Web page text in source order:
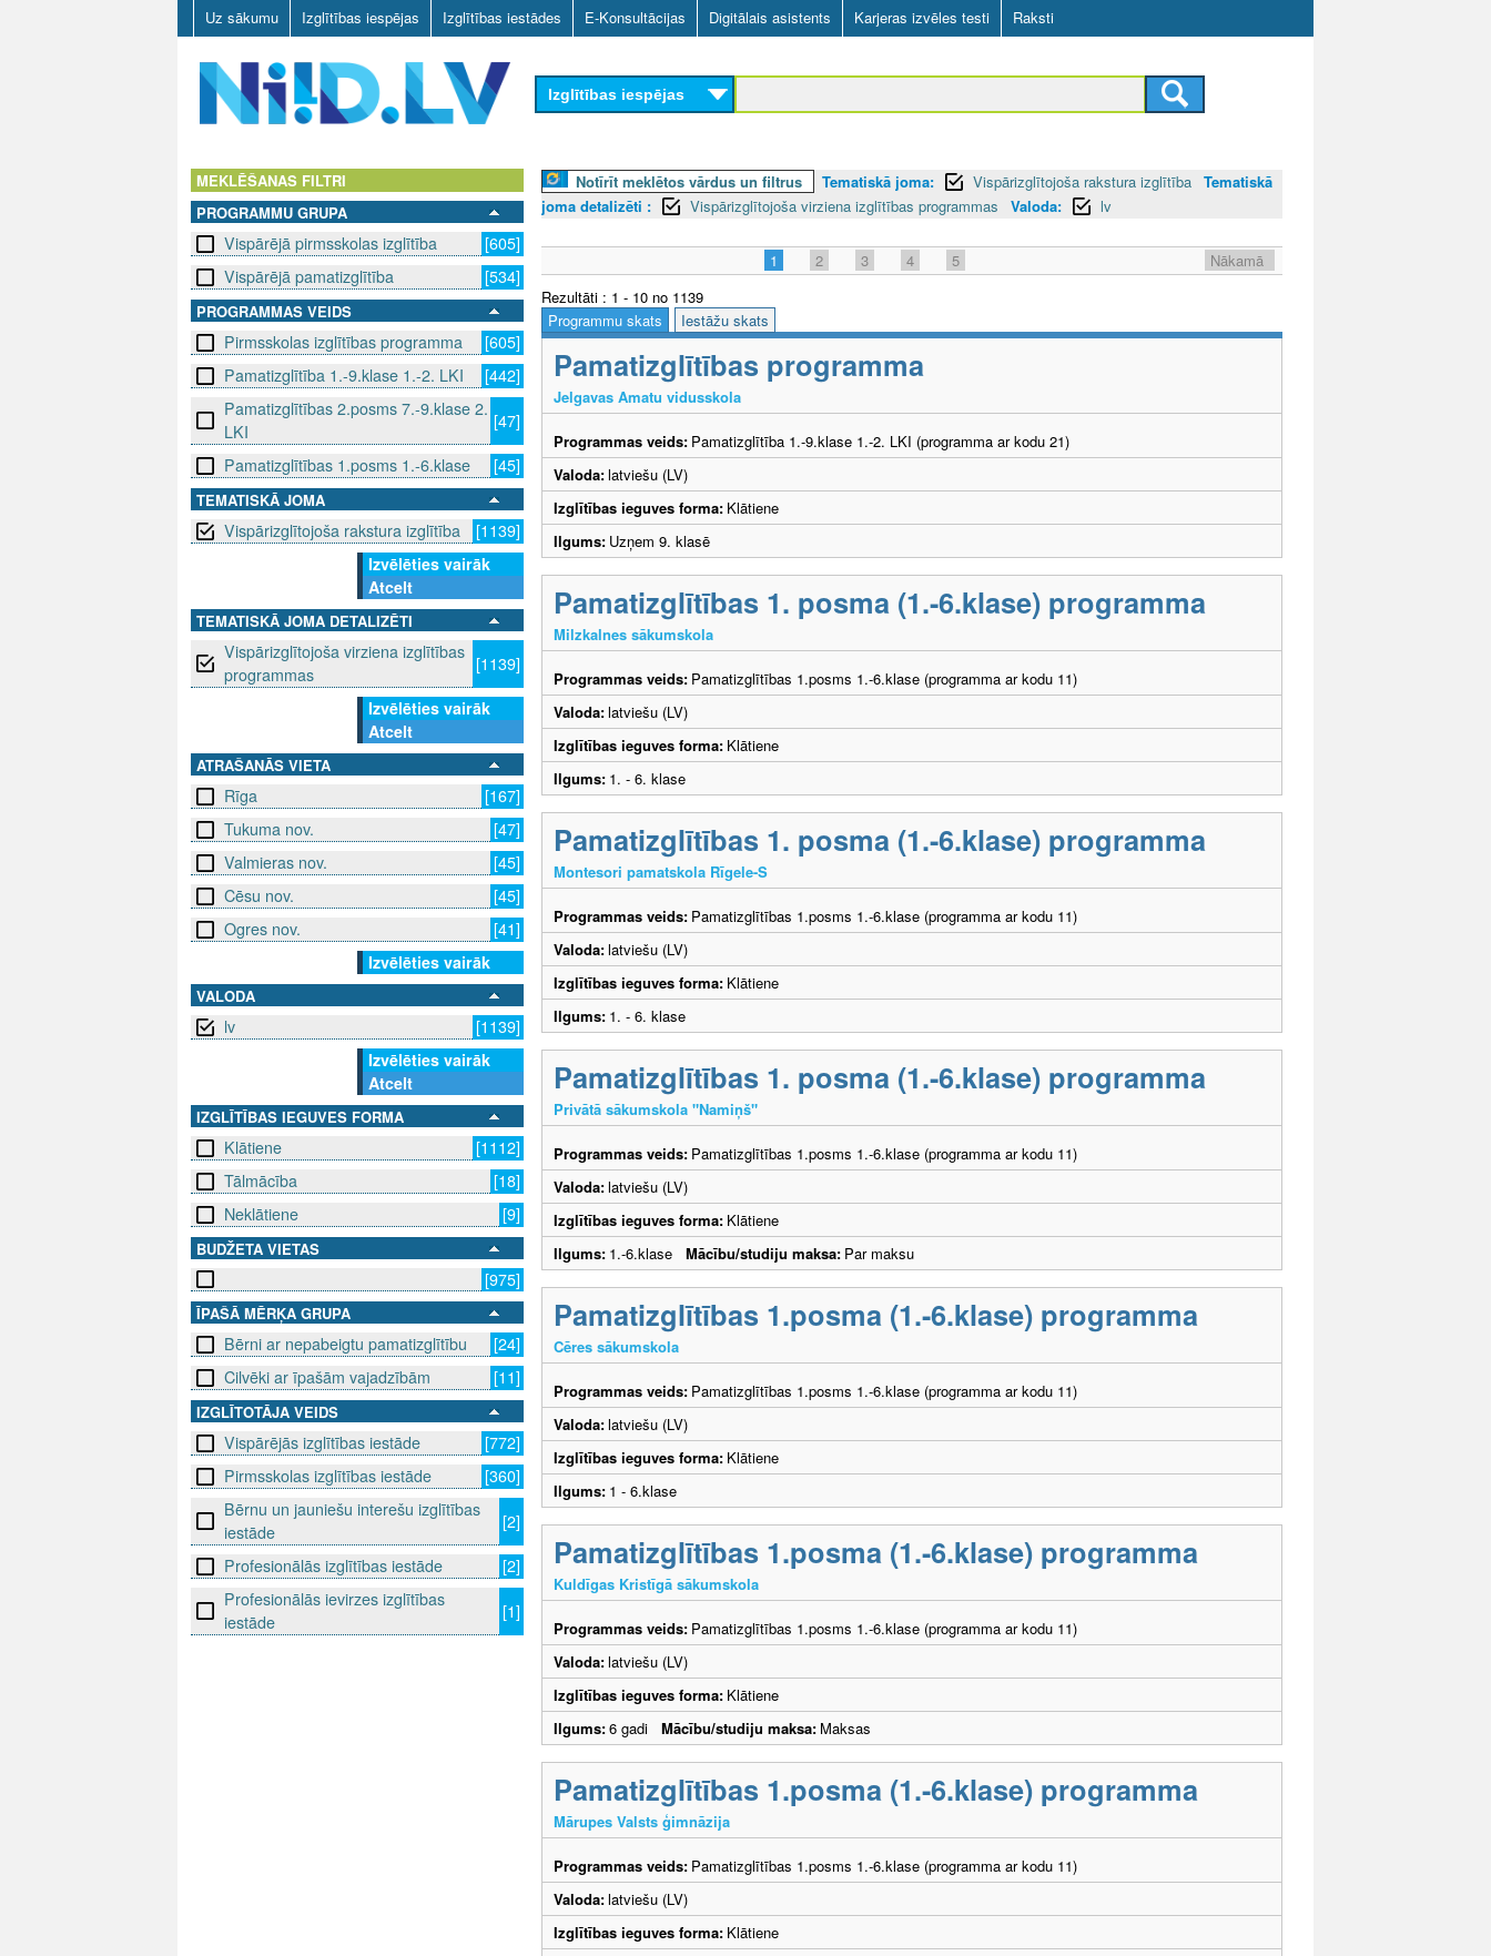
Skip
to
main
content
Uz sākumu Izglītības iespējas Izglītības iestādes E-Konsultācijas Digitālais asistents Karjeras izvēles testi Raksti
D
L
Izglītības iespējas
MEKLĒŠANAS FILTRI
PROGRAMMU GRUPA
Vispārējā pirmsskolas izglītība
[605]
Vispārējā pamatizglītība
[534]
PROGRAMMAS VEIDS
Pirmsskolas izglītības programma
[605]
Pamatizglītība 1.-9.klase 1.-2. LKI
[442]
Pamatizglītības 2.posms 7.-9.klase 2.
LKI
[47]
Pamatizglītības 1.posms 1.-6.klase
[45]
TEMATISKĀ JOMA
Vispārizglītojoša rakstura izglītība
[1139]
Izvēlēties vairāk
Atcelt
TEMATISKĀ JOMA DETALIZĒTI
Vispārizglītojoša virziena izglītības
programmas
[1139]
Izvēlēties vairāk
Atcelt
ATRAŠANĀS VIETA
Rīga
[167]
Tukuma nov.
[47]
Valmieras nov.
[45]
Cēsu nov.
[45]
Ogres nov.
[41]
Izvēlēties vairāk
VALODA
lv
[1139]
Izvēlēties vairāk
Atcelt
IZGLĪTĪBAS IEGUVES FORMA
Klātiene
[1112]
Tālmācība
[18]
Neklātiene
[9]
BUDŽETA VIETAS
[975]
ĪPAŠĀ MĒRĶA GRUPA
Bērni ar nepabeigtu pamatizglītību
[24]
Cilvēki ar īpašām vajadzībām
[11]
IZGLĪTOTĀJA VEIDS
Vispārējās izglītības iestāde
[772]
Pirmsskolas izglītības iestāde
[360]
Bērnu un jauniešu interešu izglītības
iestāde
[2]
Profesionālās izglītības iestāde
[2]
Profesionālās ievirzes izglītības
iestāde
[1]
Notīrīt meklētos vārdus un filtrus Tematiskā joma: Vispārizglītojoša rakstura izglītība Tematiskā
joma detalizēti :
Vispārizglītojoša virziena izglītības programmas Valoda: lv
1 2 3 4 5
Nākamā
Rezultāti : 1 - 10 no 1139
Programmu skats
Iestāžu skats
Pamatizglītības programma
Jelgavas Amatu vidusskola
Programmas veids: Pamatizglītība 1.-9.klase 1.-2. LKI (programma ar kodu 21)
Valoda:latviešu (LV)
Izglītības ieguves forma: Klātiene
Ilgums: Uzņem 9. klasē
Pamatizglītības 1. posma (1.-6.klase) programma
Milzkalnes sākumskola
Programmas veids: Pamatizglītības 1.posms 1.-6.klase (programma ar kodu 11)
Valoda:latviešu (LV)
Izglītības ieguves forma: Klātiene
Ilgums: 1. - 6. klase
Pamatizglītības 1. posma (1.-6.klase) programma
Montesori pamatskola Rīgele-S
Programmas veids: Pamatizglītības 1.posms 1.-6.klase (programma ar kodu 11)
Valoda:latviešu (LV)
Izglītības ieguves forma: Klātiene
Ilgums: 1. - 6. klase
Pamatizglītības 1. posma (1.-6.klase) programma
Privātā sākumskola "Namiņš"
Programmas veids: Pamatizglītības 1.posms 1.-6.klase (programma ar kodu 11)
Valoda:latviešu (LV)
Izglītības ieguves forma: Klātiene
Ilgums: 1.-6.klase Mācību/studiju maksa: Par maksu
Pamatizglītības 1.posma (1.-6.klase) programma
Cēres sākumskola
Programmas veids: Pamatizglītības 1.posms 1.-6.klase (programma ar kodu 11)
Valoda:latviešu (LV)
Izglītības ieguves forma: Klātiene
Ilgums: 1 - 6.klase
Pamatizglītības 1.posma (1.-6.klase) programma
Kuldīgas Kristīgā sākumskola
Programmas veids: Pamatizglītības 1.posms 1.-6.klase (programma ar kodu 11)
Valoda:latviešu (LV)
Izglītības ieguves forma: Klātiene
Ilgums:6 gadi Mācību/studiju maksa: Maksas
Pamatizglītības 1.posma (1.-6.klase) programma
Mārupes Valsts ģimnāzija
Programmas veids: Pamatizglītības 1.posms 1.-6.klase (programma ar kodu 11)
Valoda:latviešu (LV)
Izglītības ieguves forma: Klātiene